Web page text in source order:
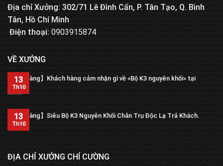
Địa chỉ Xưởng: 302/71 Lê Đình Cẩn, P. Tân Tạo, Q. Bình
Tân, Hồ Chí Minh
Điện thoại:0903915874
VỀ XƯỞNG
【Trả hàng】Khách hàng cảm nhận gì về «Bộ K3 nguyên khối» tại
xưởng?
13
Th10
【Trả hàng】Siêu Bộ K3 Nguyên Khối Chân Trụ Độc Lạ Trả Khách.
13
Th10
ĐỊA CHỈ XƯỞNG CHÍ CƯỜNG